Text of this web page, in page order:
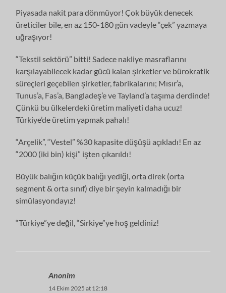
Piyasada nakit para dönmüyor! Çok büyük denecek
üreticiler bile, en az 150-180 gün vadeyle “çek” yazmaya
uğraşıyor!
“Tekstil sektörü” bitti! Sadece nakliye masraflarını
karşılayabilecek kadar gücü kalan şirketler ve bürokratik
süreçleri geçebilen şirketler, fabrikalarını; Mısır’a,
Tunus’a, Fas’a, Bangladeş’e ve Tayland’a taşıma derdinde!
Çünkü bu ülkelerdeki üretim maliyeti daha ucuz!
Türkiye’de üretim yapmak pahalı!
“Arçelik”, “Vestel” %30 kapasite düşüşü açıkladı! En az
“2000 (iki bin) kişi” işten çıkarıldı!
Büyük balığın küçük balığı yediği, orta direk (orta
segment & orta sınıf) diye bir şeyin kalmadığı bir
simülasyondayız!
“Türkiye”ye değil, “Sirkiye”ye hoş geldiniz!
Anonim
14 Ekim 2025 at 12:18